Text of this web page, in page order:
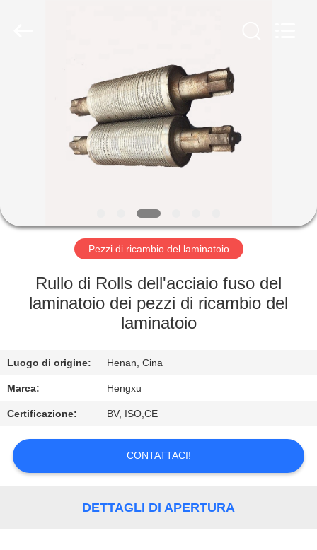
PRODOTTI
FATORY
CONTROLLO
CONTATTACI
RICHIEDERE
UN
PREVENTIVO
Pezzi di ricambio del laminatoio
Rullo di Rolls dell'acciaio fuso del
laminatoio dei pezzi di ricambio del
laminatoio
Luogo di origine: Henan, Cina
Marca: Hengxu
Certificazione: BV, ISO,CE
CONTATTACI!
DETTAGLI DI APERTURA